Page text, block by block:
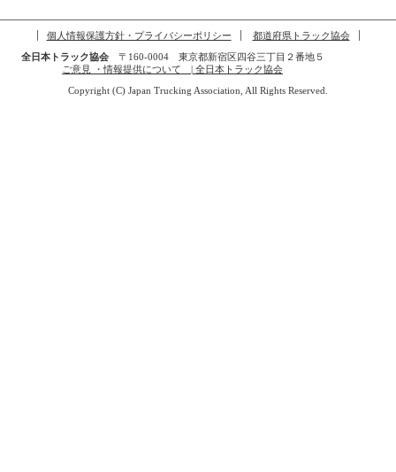
個人情報保護方針・プライバシーポリシー
都道府県トラック協会
全日本トラック協会〒160-0004 東京都新宿区四谷三丁目２番地５
ご意見 ・情報提供について | 全日本トラック協会
Copyright (C) Japan Trucking Association, All Rights Reserved.